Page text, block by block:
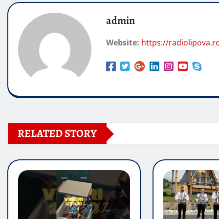
admin
Website: https://
RELATED STORY